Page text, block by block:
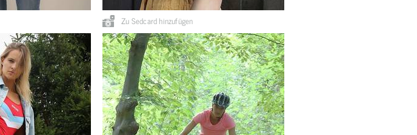
Zu Sedcard hinzufügen